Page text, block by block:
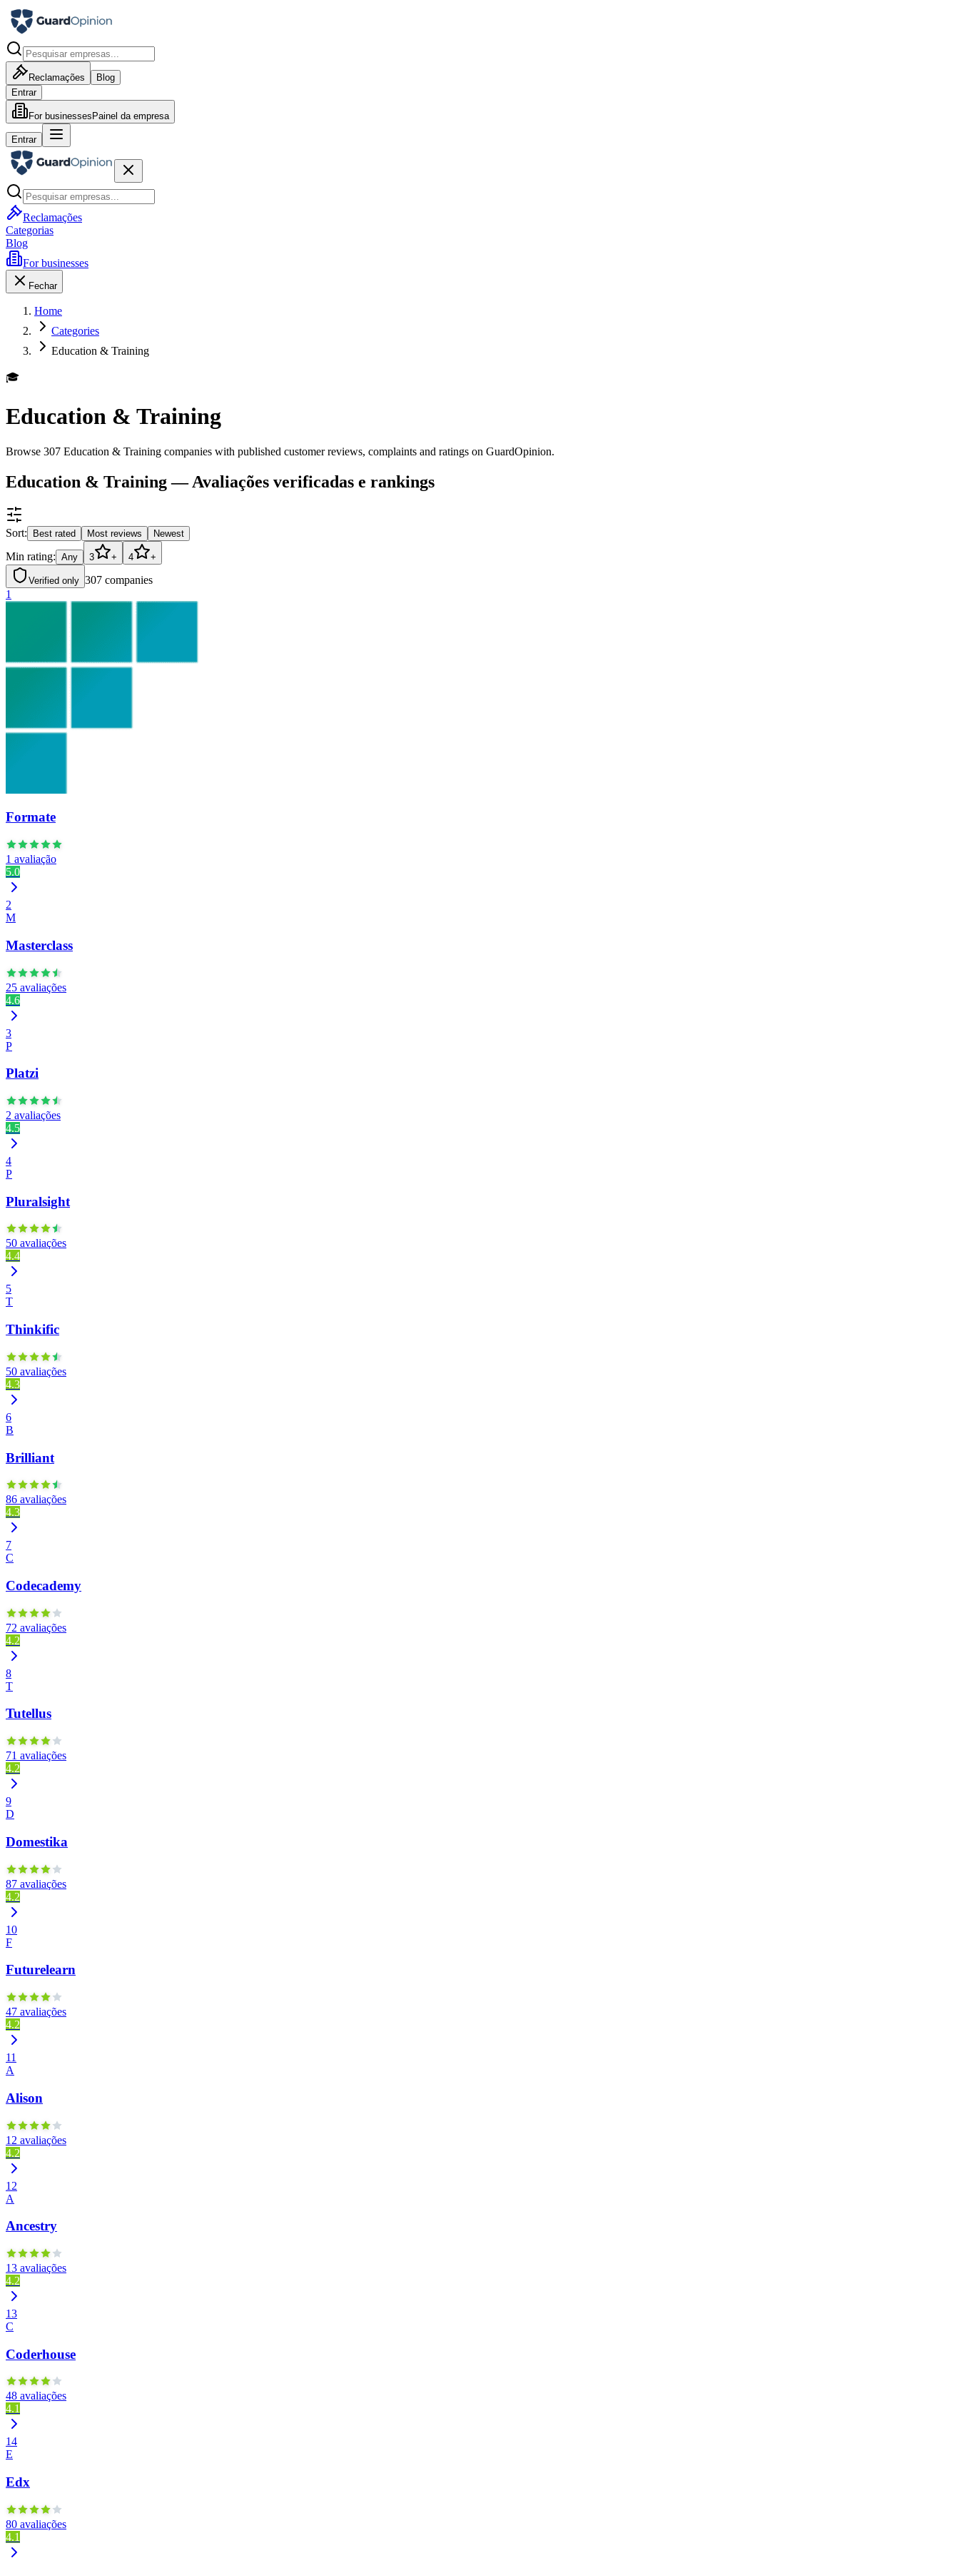
Reclamações
Blog
Entrar
For businesses Painel da empresa
Entrar
Reclamações
Categorias
Blog
For businesses
Fechar
Home
Categories
Education & Training
🎓
Education & Training
Browse 307 Education & Training companies with published customer reviews, complaints and ratings on GuardOpinion.
Education & Training — Avaliações verificadas e rankings
Sort: Best rated Most reviews Newest
Min rating: Any 3 + 4 +
Verified only 307 companies
1
Formate
1 avaliação
5.0
2
M
Masterclass
25 avaliações
4.6
3
P
Platzi
2 avaliações
4.5
4
P
Pluralsight
50 avaliações
4.4
5
T
Thinkific
50 avaliações
4.3
6
B
Brilliant
86 avaliações
4.3
7
C
Codecademy
72 avaliações
4.2
8
T
Tutellus
71 avaliações
4.2
9
D
Domestika
87 avaliações
4.2
10
F
Futurelearn
47 avaliações
4.2
11
A
Alison
12 avaliações
4.2
12
A
Ancestry
13 avaliações
4.2
13
C
Coderhouse
48 avaliações
4.1
14
E
Edx
80 avaliações
4.1